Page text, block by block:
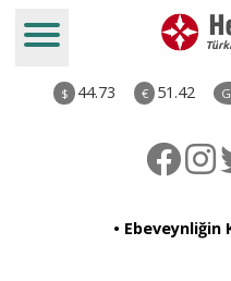
$ 44.73 € 51.42
•